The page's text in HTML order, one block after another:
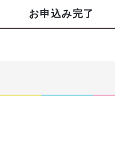
お申込み完了